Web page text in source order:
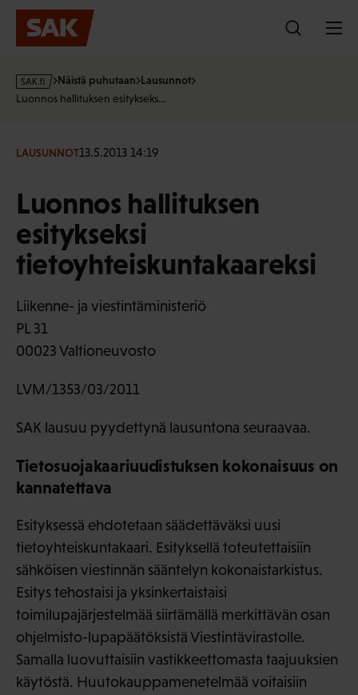
Hyppää
sisältöön
s
a
f
Näistä puhutaan Lausunnot
Luonnos hallituksen esitykseks…
LAUSUNNOT13.5.2013 14:19
Luonnos hallituksen
esitykseksi
tietoyhteiskuntakaareksi
Liikenne- ja viestintäministeriö
PL 31
00023 Valtioneuvosto
LVM/1353/03/2011
SAK lausuu pyydettynä lausuntona seuraavaa.
Tietosuojakaariuudistuksen kokonaisuus on
kannatettava
Esityksessä ehdotetaan säädettäväksi uusi
tietoyhteiskuntakaari. Esityksellä toteutettaisiin
sähköisen viestinnän sääntelyn kokonaistarkistus.
Esitys tehostaisi ja yksinkertaistaisi
toimilupajärjestelmää siirtämällä merkittävän osan
ohjelmisto-lupapäätöksistä Viestintävirastolle.
Samalla luovuttaisiin vastikkeettomasta taajuuksien
käytöstä. Huutokauppamenetelmää voitaisiin